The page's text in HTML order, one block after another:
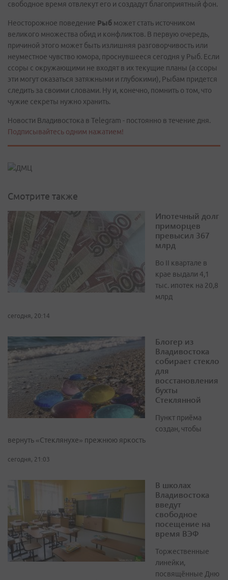
свободное время отвлекут его и создадут благоприятный фон.
Неосторожное поведение Рыб может стать источником
великого множества обид и конфликтов. В первую очередь,
причиной этого может быть излишняя разговорчивость или
неуместное чувство юмора, проснувшееся сегодня у Рыб. Если
ссоры с окружающими не входят в их текущие планы (а ссоры
эти могут оказаться затяжными и глубокими), Рыбам придется
следить за своими словами. Ну и, конечно, помнить о том, что
чужие секреты нужно хранить.
Новости Владивостока в Telegram - постоянно в течение дня.
Подписывайтесь одним нажатием!
Смотрите также
Ипотечный долг
приморцев
превысил 367
млрд
Во II квартале в
крае выдали 4,1
тыс. ипотек на 20,8
млрд
сегодня, 20:14
Блогер из
Владивостока
собирает стекло
для
восстановления
бухты
Стеклянной
Пункт приёма
создан, чтобы
вернуть «Стеклянухе» прежнюю яркость
сегодня, 21:03
В школах
Владивостока
введут
свободное
посещение на
время ВЭФ
Торжественные
линейки,
посвящённые Дню